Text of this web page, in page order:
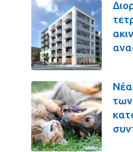
των